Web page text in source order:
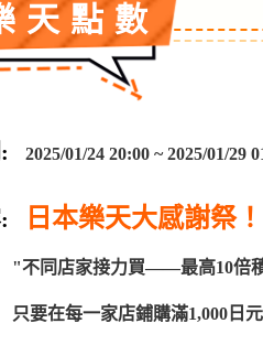
天點數
: 2025/01/24 20:00 ~ 2025/01/29
: 日本樂天大感謝祭
"不同店家接力買——最高10倍
只要在每一家店鋪購滿1,000日